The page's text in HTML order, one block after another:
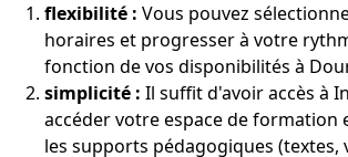
flexibilité : Vous pouvez
horaires et progresser à votre
fonction de vos disponibilités à
simplicité : Il suffit d'avoir accès à
accéder votre espace de formation
les supports pédagogiques (textes,